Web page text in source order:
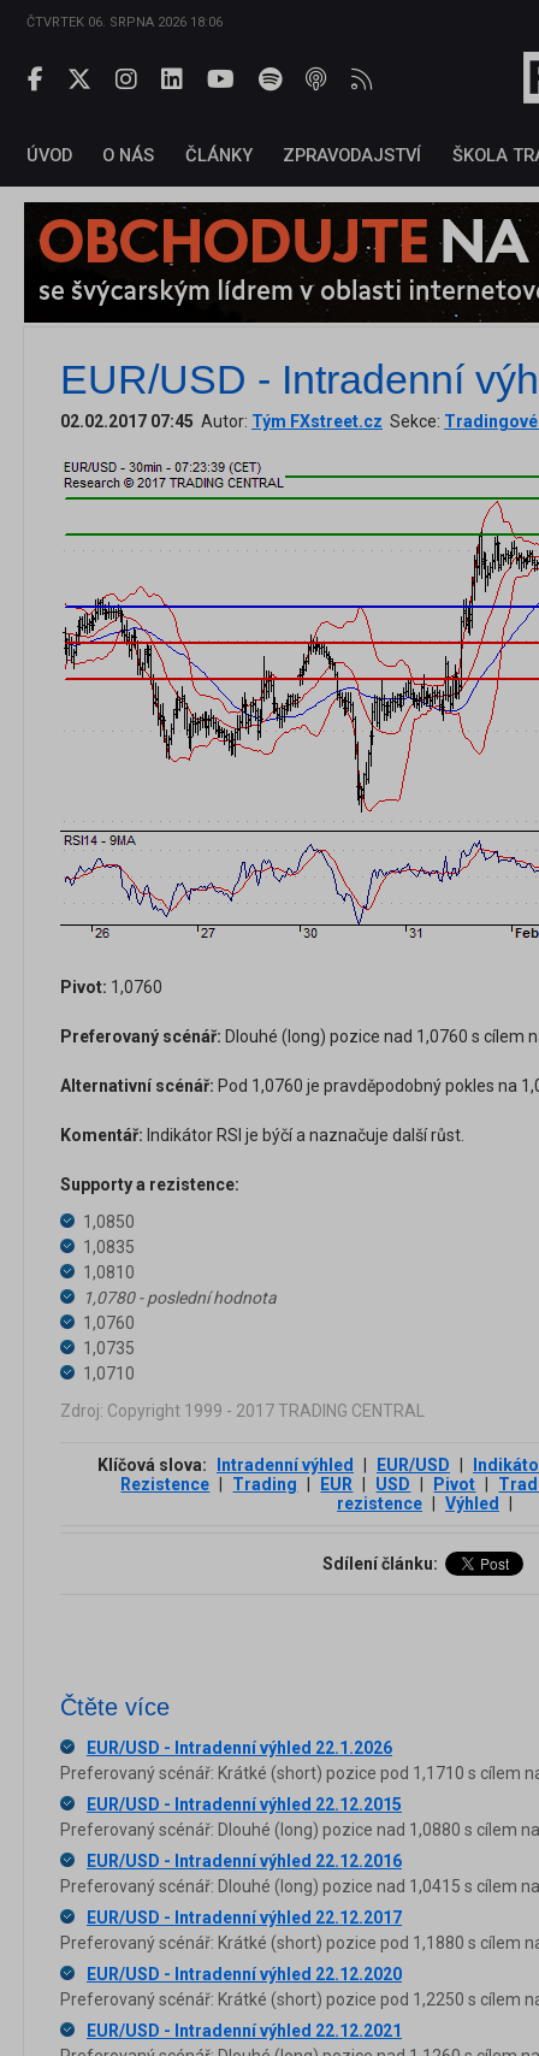
ČTVRTEK 06. SRPNA 2026 18:06
ÚVOD O NÁS ČLÁNKY ZPRAVODAJSTVÍ ŠKOLA
EUR/USD - Intradenní
02.02.2017 07:45 Autor: Tým FXstreet.cz Sekce: Tradingové
Pivot: 1,0760
Preferovaný scénář: Dlouhé (long) pozice nad 1,0760 s cílem
Alternativní scénář: Pod 1,0760 je pravděpodobný pokles na
Komentář: Indikátor RSI je býčí a naznačuje další růst.
Supporty a rezistence:
1,0850
1,0835
1,0810
1,0780 - poslední hodnota
1,0760
1,0735
1,0710
Zdroj: Copyright 1999 - 2017 TRADING CENTRAL
Klíčová slova: Intradenní výhled EUR/USD
Rezistence
Trading EUR USD Pivot
rezistence
Výhled
Sdílení článku:
Čtěte více
EUR/USD - Intradenní výhled 22.1.2026
Preferovaný scénář: Krátké (short) pozice pod 1,1710 s cílem
EUR/USD - Intradenní výhled 22.12.2015
Preferovaný scénář: Dlouhé (long) pozice nad 1,0880 s cílem
EUR/USD - Intradenní výhled 22.12.2016
Preferovaný scénář: Dlouhé (long) pozice nad 1,0415 s cílem
EUR/USD - Intradenní výhled 22.12.2017
Preferovaný scénář: Krátké (short) pozice pod 1,1880 s cílem
EUR/USD - Intradenní výhled 22.12.2020
Preferovaný scénář: Krátké (short) pozice pod 1,2250 s cílem
EUR/USD - Intradenní výhled 22.12.2021